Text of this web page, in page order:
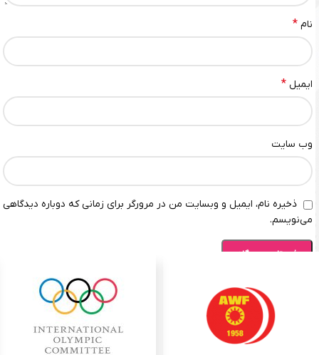
نام *
ایمیل *
وب‌ سایت
ذخیره نام، ایمیل و وبسایت من در مرورگر برای زمانی که دوباره دیدگاهی
می‌نویسم.